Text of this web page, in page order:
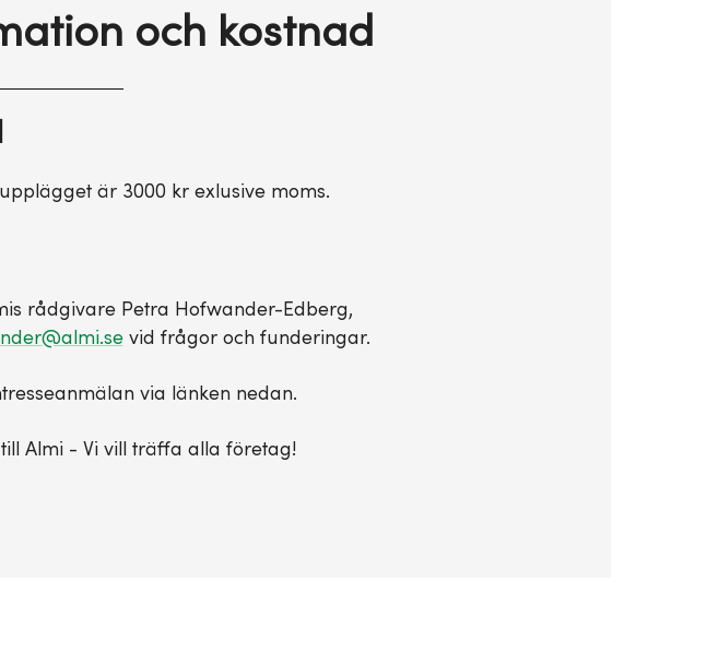
och kostnad
är 3000 kr exlusive moms.
rådgivare Petra Hofwander-Edberg,
vid frågor och funderingar.
via länken nedan.
Almi - Vi vill träffa alla företag!